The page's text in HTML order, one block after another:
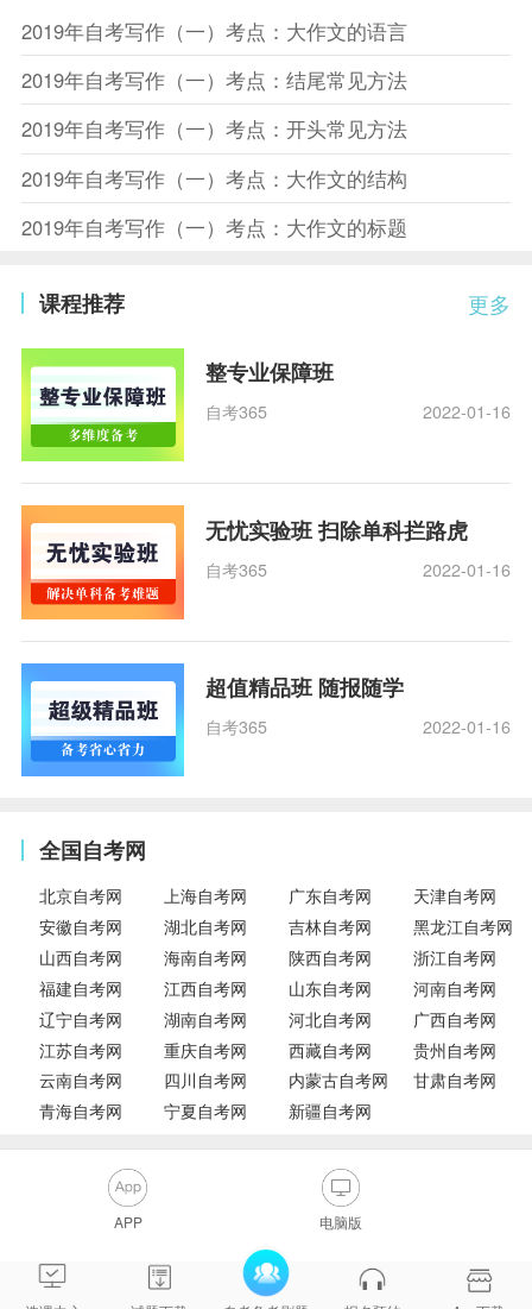
2019年自考写作（一）考点：大作文的语言
2019年自考写作（一）考点：结尾常见方法
2019年自考写作（一）考点：开头常见方法
2019年自考写作（一）考点：大作文的结构
2019年自考写作（一）考点：大作文的标题
更多
课程推荐
整专业保障班
自考365 2022-01-16
无忧实验班 扫除单科拦路虎
自考365 2022-01-16
超值精品班 随报随学
自考365 2022-01-16
全国自考网
北京自考网 上海自考网 广东自考网
天津自考网
安徽自考网
湖北自考网 吉林自考网
黑龙江自考网
山西自考网
海南自考网 陕西自考网
浙江自考网
福建自考网
江西自考网 山东自考网
河南自考网
辽宁自考网
湖南自考网 河北自考网
广西自考网
江苏自考网
重庆自考网 西藏自考网
贵州自考网
云南自考网
四川自考网 内蒙古自考网
甘肃自考网
青海自考网
宁夏自考网 新疆自考网
APP 电脑版